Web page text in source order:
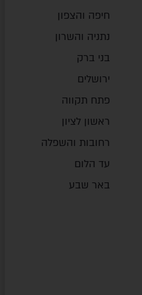
חיפה והצפון
נתניה והשרון
בני ברק
ירושלים
פתח תקווה
ראשון לציון
רחובות והשפלה
עד הלום
באר שבע